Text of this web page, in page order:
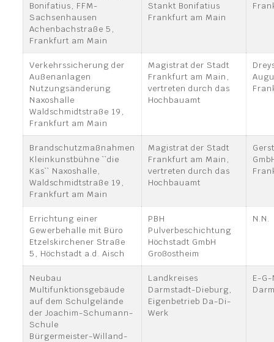
Bonifatius, FFM-
Sachsenhausen
Achenbachstraße 5,
Frankfurt am Main
Stankt Bonifatius
Frankfurt am Main
Verkehrssicherung der
Außenanlagen
Nutzungsänderung
Naxoshalle
Waldschmidtstraße 19,
Frankfurt am Main
Magistrat der Stadt
Frankfurt am Main,
vertreten durch das
Hochbauamt
Brandschutzmaßnahmen
Kleinkunstbühne ``die
Käs`` Naxoshalle,
Waldschmidtstraße 19,
Frankfurt am Main
Magistrat der Stadt
Frankfurt am Main,
vertreten durch das
Hochbauamt
Errichtung einer
Gewerbehalle mit Büro
Etzelskirchener Straße
5, Höchstadt a.d. Aisch
PBH
Pulverbeschichtung
Höchstadt GmbH
Großostheim
N.N.
Neubau
Multifunktionsgebäude
auf dem Schulgelände
der Joachim-Schumann-
Schule
Bürgermeister-Willand-
Landkreises
Darmstadt-Dieburg,
Eigenbetrieb Da-Di-
Werk
E-